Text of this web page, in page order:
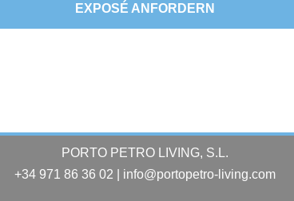
EXPOSÉ ANFORDERN
PORTO PETRO LIVING, S.L.
+34 971 86 36 02 | info@portopetro-living.com